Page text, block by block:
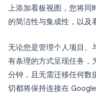
上添加看板视图，您将同
的简洁性与集成性，以及
无论您是管理个人项目、
有条理的方式呈现任务，
分钟，且无需迁移任何数
切都将保持连接在